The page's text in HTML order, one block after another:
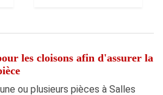
les cloisons afin d'assurer la
ou plusieurs pièces à Salles